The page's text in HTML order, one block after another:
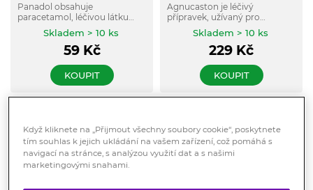
Panadol obsahuje
paracetamol, léčivou látku
tlumící bolest a horečku.
Skladem > 10 ks
59Kč
KOUPIT
Agnucaston je léčivý
přípravek, užívaný pro
harmonizaci hormonálního
systému a menstruačního
Skladem > 10 ks
229 Kč
KOUPIT
Když kliknete na „Přijmout všechny soubory cookie“, poskytnete
tím souhlas k jejich ukládání na vašem zařízení, což pomáhá s
navigací na stránce, s analýzou využití dat a s našimi
marketingovými snahami.